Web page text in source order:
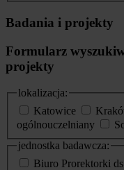
Badania i projekty
Formularz
projekty
lokalizacja:
Katowice
ogólnouczelniany
jednostka badawcza:
Biuro Prorektorki